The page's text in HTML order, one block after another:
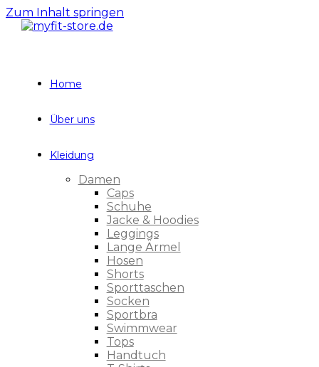
Zum Inhalt springen
Home
Über uns
Kleidung
Damen
Caps
Schuhe
Jacke & Hoodies
Leggings
Lange Ärmel
Hosen
Shorts
Sporttaschen
Socken
Sportbra
Swimmwear
Tops
Handtuch